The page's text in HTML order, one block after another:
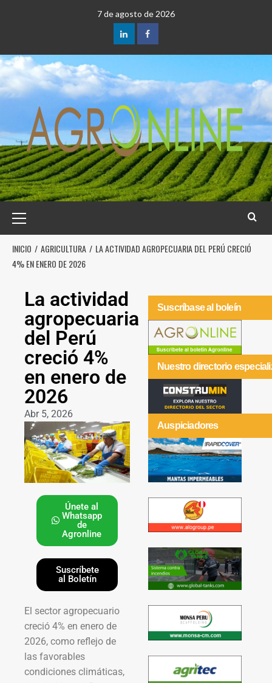
7 de agosto de 2026
INICIO AGRICULTURA
LA ACTIVIDAD AGROPECUARIA DEL PERÚ CRECIÓ
4% EN ENERO DE 2026
La actividad
agropecuaria
del Perú
creció 4%
en enero de
2026
Abr 5, 2026
Únete al
Whatsapp
de
Agronline
Suscríbete
al Boletín
El sector agropecuario
creció 4% en enero de
2026, como reflejo de
las favorables
condiciones climáticas,
Suscríbase al boleín
Nuestro directorio
Auspiciadores